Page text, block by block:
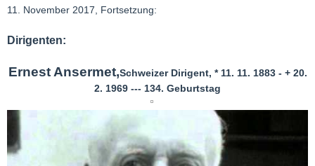
11. November 2017, Fortsetzung:
Dirigenten:
Ernest Ansermet,Schweizer Dirigent, * 11. 11. 1883 - + 20.
2. 1969 --- 134. Geburtstag